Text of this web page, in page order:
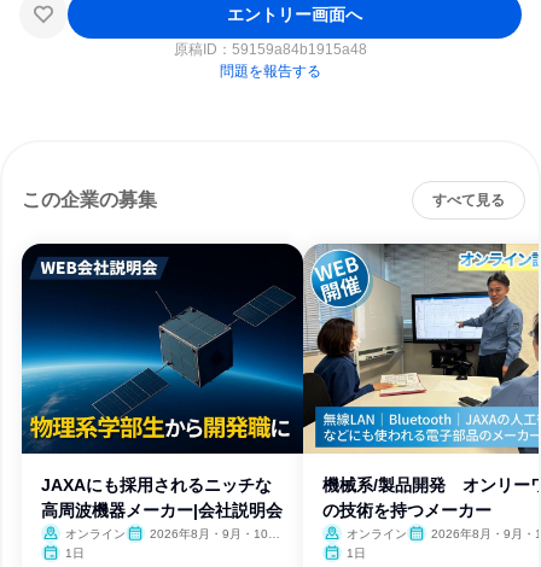
エントリー画面へ
原稿ID： 59159a84b1915a48
問題を報告する
この企業の募集 すべて見る
JAXAにも採用されるニッチな
高周波機器メーカー|会社説明会
オンライン
2026年8月・9月・10
1日
機械系/製品開発 オンリー
の技術を持つメーカー
オンライン
2026年8月・9月・
1日